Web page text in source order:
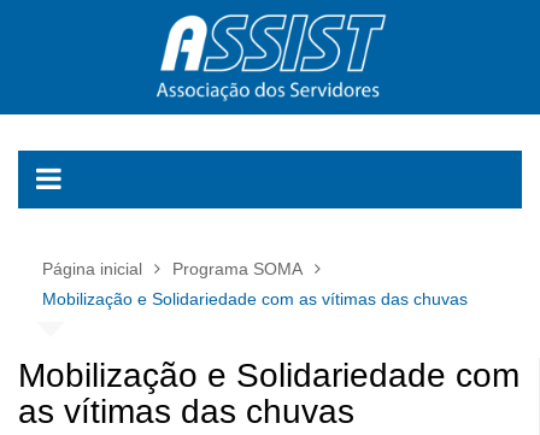
Página inicial
Programa SOMA
Mobilização e Solidariedade com as vítimas das chuvas
Mobilização e Solidariedade com
as vítimas das chuvas